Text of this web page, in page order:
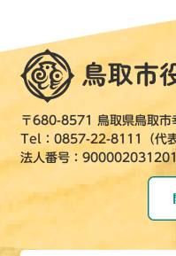
〒680-8571 鳥取県鳥取市
Tel：0857-22-8111（代表
法人番号：